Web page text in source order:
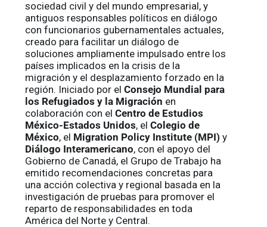
sociedad civil y del mundo empresarial, y
antiguos responsables políticos en diálogo
con funcionarios gubernamentales actuales,
creado para facilitar un diálogo de
soluciones ampliamente impulsado entre los
países implicados en la crisis de la
migración y el desplazamiento forzado en la
región. Iniciado por el Consejo Mundial para
los Refugiados y la Migración en
colaboración con el Centro de Estudios
México-Estados Unidos, el Colegio de
México, el Migration Policy Institute (MPI) y
Diálogo Interamericano, con el apoyo del
Gobierno de Canadá, el Grupo de Trabajo ha
emitido recomendaciones concretas para
una acción colectiva y regional basada en la
investigación de pruebas para promover el
reparto de responsabilidades en toda
América del Norte y Central.